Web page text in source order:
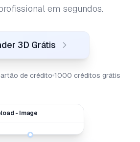
em segundos.
3D Grátis
de crédito 1000 créditos grátis
- Image